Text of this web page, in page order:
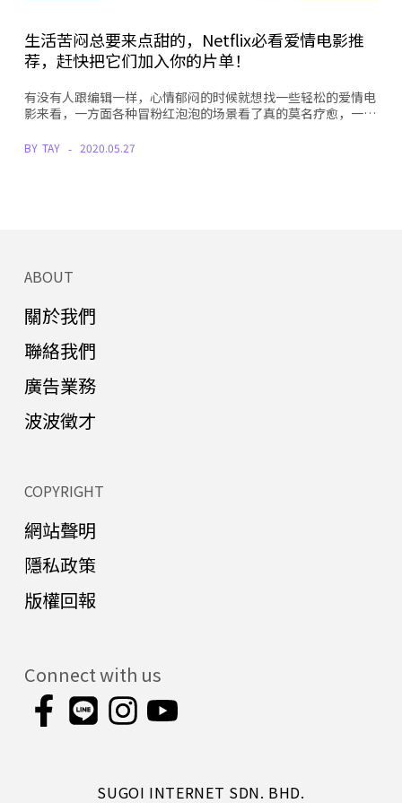
生活苦闷总要来点甜的，Netflix必看爱情电影推
荐，赶快把它们加入你的片单！
有没有人跟编辑一样，心情郁闷的时候就想找一些轻松的爱情电
影来看，一方面各种冒粉红泡泡的场景看了真的莫名疗愈，一…
BY TAY 2020.05.27
ABOUT
關於我們
聯絡我們
廣告業務
波波徵才
COPYRIGHT
網站聲明
隱私政策
版權回報
Connect with us
SUGOI INTERNET SDN. BHD.